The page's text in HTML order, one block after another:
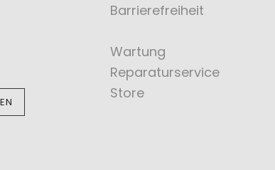
Barrierefreiheit
Wartung
Reparaturservice
Store